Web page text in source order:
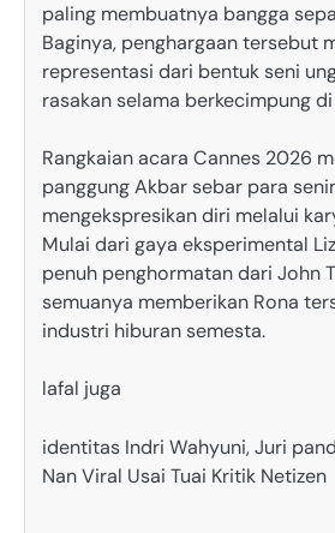
paling membuatnya bangga
Baginya, penghargaan tersebut
representasi dari bentuk seni
rasakan selama berkecimpung
Rangkaian acara Cannes 2026
panggung Akbar sebar para
mengekspresikan diri melalui
Mulai dari gaya eksperimental
penuh penghormatan dari John
semuanya memberikan Rona
industri hiburan semesta.
lafal juga
identitas Indri Wahyuni, Juri
Nan Viral Usai Tuai Kritik Netizen